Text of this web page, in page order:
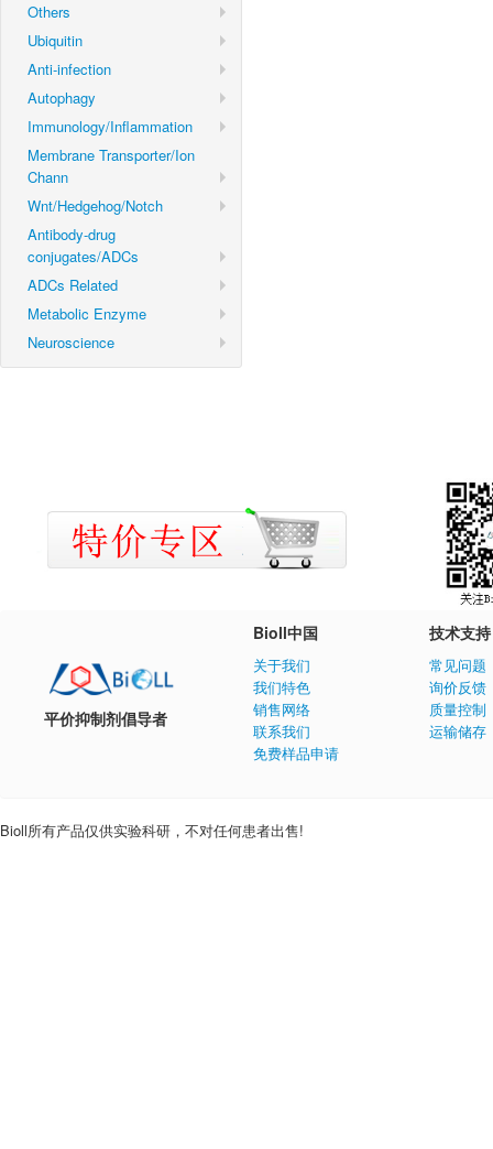
Others
Ubiquitin
Anti-infection
Autophagy
Immunology/Inflammation
Membrane Transporter/Ion
Chann
Wnt/Hedgehog/Notch
Antibody-drug
conjugates/ADCs
ADCs Related
Metabolic Enzyme
Neuroscience
平价抑制剂倡导者
Bioll中国
关于我们
我们特色
销售网络
联系我们
免费样品申请
技术支持
常见问题
询价反馈
质量控制
运输储存
Bioll所有产品仅供实验科研，不对任何患者出售!